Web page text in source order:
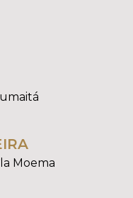
Moema